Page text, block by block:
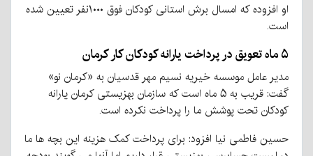
او افزوده که امسال برش استانی كودكان فوق ١٠٠٠نفر تعيين شده
است.
۵ ماه تعویق در پرداخت یارانه کودکان کار کرمان
مدیر عامل موسسه خیریه نسیم مهر قدسیان به «کرمان نو»
گفت: قریب به ۵ ماه است که سازمان بهزیستی کرمان یارانه
کودکان تحت پوشش ما را پرداخت نکرده است.
حسین فاطمی نیا افزود: برای پرداخت کمک هزینه این بچه ها ما